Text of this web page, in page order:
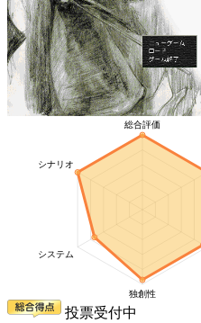
投票受付中